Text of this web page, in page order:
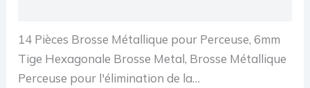
14 Pièces Brosse Métallique pour Perceuse, 6mm
Tige Hexagonale Brosse Metal, Brosse Métallique
Perceuse pour l'élimination de la